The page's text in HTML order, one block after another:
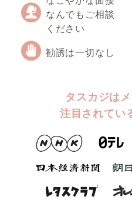
なんでもご相談
ください
勧誘は一切なし
タスカジは
注目されてい